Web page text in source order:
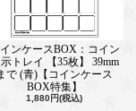
ンケースBOX：コイン
トレイ 【35枚】 39mm
で (青)【コインケース
BOX特集】
1,880円(税込)